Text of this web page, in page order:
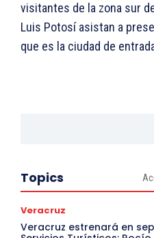
visitantes de la zona sur
Luis Potosí asistan a
que es la ciudad de
Topics
Veracruz
Veracruz estrenará en